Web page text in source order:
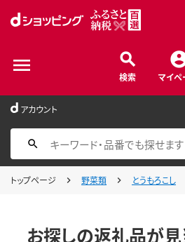
検索 マイペ
アカウント
トップページ 野菜類 とうもろこし
お探しの返礼品が見